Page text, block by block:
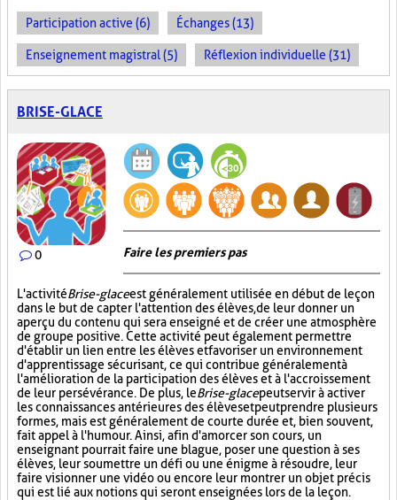
Participation active (6) Échanges (13)
Enseignement magistral (5) Réflexion individuelle (31)
BRISE-GLACE
0 Faire les premiers pas
L'activitéBrise-glaceest généralement utilisée en début de leçon
dans le but de capter l'attention des élèves, de leur donner un
aperçu du contenu qui sera enseigné et de créer une atmosphère
de groupe positive. Cette activité peut également permettre
d'établir un lien entre les élèves et favoriser un environnement
d'apprentissage sécurisant, ce qui contribue généralement à
l'amélioration de la participation des élèves et à l'accroissement
de leur persévérance. De plus, leBrise-glacepeut servir à activer
les connaissances antérieures des élèves et peut prendre plusieurs
formes, mais est généralement de courte durée et, bien souvent,
fait appel à l'humour. Ainsi, afin d'amorcer son cours, un
enseignant pourrait faire une blague, poser une question à ses
élèves, leur soumettre un défi ou une énigme à résoudre, leur
faire visionner une vidéo ou encore leur montrer un objet précis
qui est lié aux notions qui seront enseignées lors de la leçon.